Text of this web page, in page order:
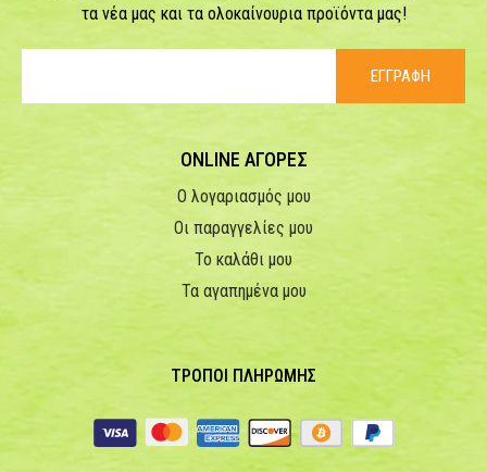
τα νέα μας και τα ολοκαίνουρια προϊόντα μας!
ΕΓΓΡΑΦΗ
ONLINE ΑΓΟΡΕΣ
Ο λογαριασμός μου
Οι παραγγελίες μου
Το καλάθι μου
Τα αγαπημένα μου
ΤΡΟΠΟΙ ΠΛΗΡΩΜΗΣ